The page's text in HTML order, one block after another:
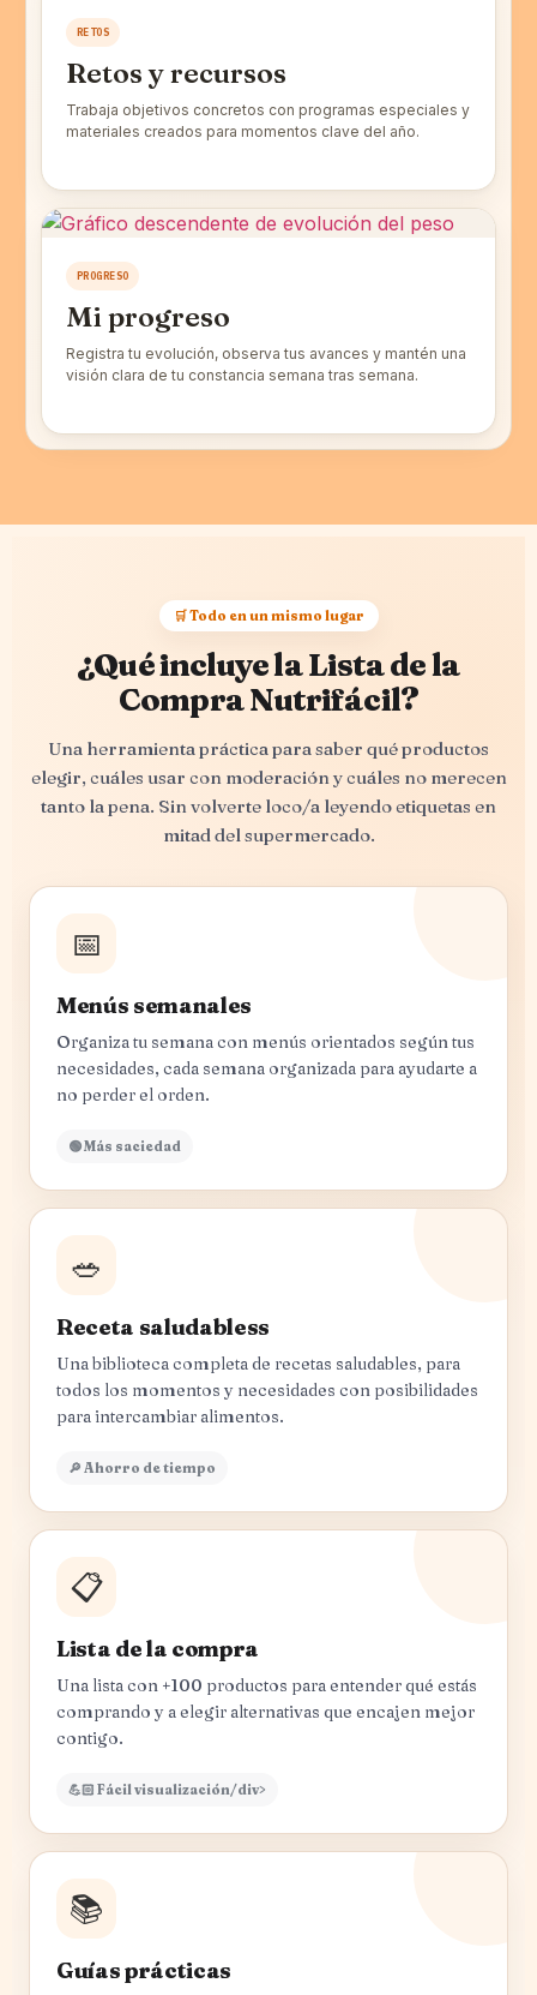
RETOS
Retos y recursos
Trabaja objetivos concretos con programas especiales y
materiales creados para momentos clave del año.
PROGRESO
Mi progreso
Registra tu evolución, observa tus avances y mantén una
visión clara de tu constancia semana tras semana.
🛒 Todo en un mismo lugar
¿Qué incluye la Lista de la
Compra Nutrifácil?
Una herramienta práctica para saber qué productos
elegir, cuáles usar con moderación y cuáles no merecen
tanto la pena. Sin volverte loco/a leyendo etiquetas en
mitad del supermercado.
📅
Menús semanales
Organiza tu semana con menús orientados según tus
necesidades, cada semana organizada para ayudarte a
no perder el orden.
🟢 Más saciedad
🥗
Receta saludabless
Una biblioteca completa de recetas saludables, para
todos los momentos y necesidades con posibilidades
para intercambiar alimentos.
🔎 Ahorro de tiempo
📋
Lista de la compra
Una lista con +100 productos para entender qué estás
comprando y a elegir alternativas que encajen mejor
contigo.
💪🏻 Fácil visualización/div>
📚
Guías prácticas